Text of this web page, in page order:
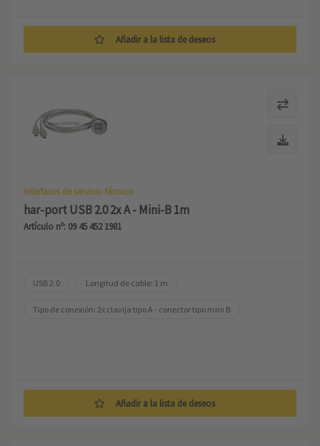
Añadir a la lista de deseos
Interfaces de servicio técnico
har-port USB 2.0 2x A - Mini-B 1m
Artículo nº: 09 45 452 1981
USB 2.0 Longitud de cable: 1 m
Tipo de conexión: 2x clavija tipo A - conector tipo mini B
Añadir a la lista de deseos